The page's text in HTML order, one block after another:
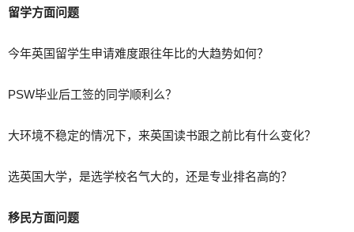
留学方面问题
今年英国留学生申请难度跟往年比的大趋势如何？
PSW毕业后工签的同学顺利么？
大环境不稳定的情况下，来英国读书跟之前比有什么变化？
选英国大学，是选学校名气大的，还是专业排名高的？
移民方面问题